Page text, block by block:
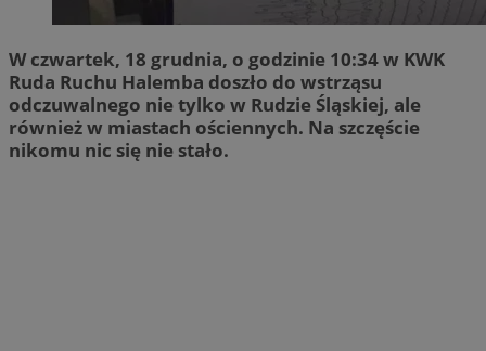
W czwartek, 18 grudnia, o godzinie 10:34 w KWK
Ruda Ruchu Halemba doszło do wstrząsu
odczuwalnego nie tylko w Rudzie Śląskiej, ale
również w miastach ościennych. Na szczęście
nikomu nic się nie stało.